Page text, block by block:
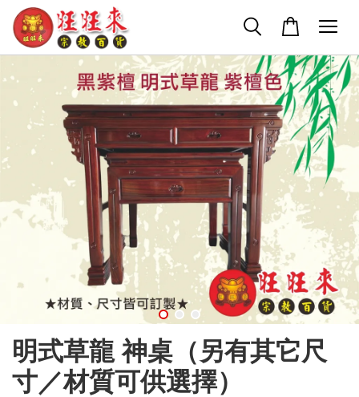
明式草龍 神桌（另有其它尺
寸／材質可供選擇）